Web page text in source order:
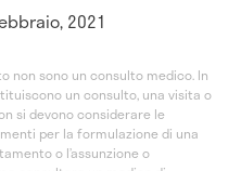
2021
non sono un consulto medico. In
un consulto, una visita o
si devono considerare le
per la formulazione di una
o l’assunzione o